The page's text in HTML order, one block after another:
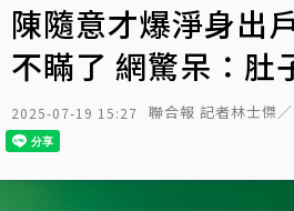
陳隨意才爆淨身出
不瞞了 網驚呆：肚
2025-07-19 15:27 聯合報 記者林士傑